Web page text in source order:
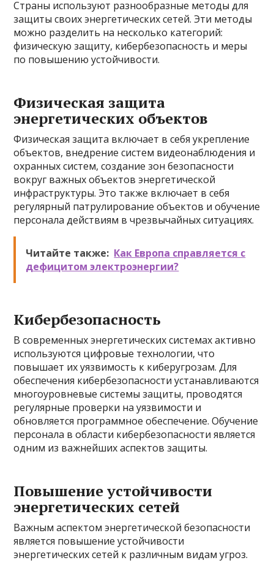
Страны используют разнообразные методы для
защиты своих энергетических сетей. Эти методы
можно разделить на несколько категорий:
физическую защиту, кибербезопасность и меры
по повышению устойчивости.
Физическая защита
энергетических объектов
Физическая защита включает в себя укрепление
объектов, внедрение систем видеонаблюдения и
охранных систем, создание зон безопасности
вокруг важных объектов энергетической
инфраструктуры. Это также включает в себя
регулярный патрулирование объектов и обучение
персонала действиям в чрезвычайных ситуациях.
Читайте также: Как Европа справляется с
дефицитом электроэнергии?
Кибербезопасность
В современных энергетических системах активно
используются цифровые технологии, что
повышает их уязвимость к киберугрозам. Для
обеспечения кибербезопасности устанавливаются
многоуровневые системы защиты, проводятся
регулярные проверки на уязвимости и
обновляется программное обеспечение. Обучение
персонала в области кибербезопасности является
одним из важнейших аспектов защиты.
Повышение устойчивости
энергетических сетей
Важным аспектом энергетической безопасности
является повышение устойчивости
энергетических сетей к различным видам угроз.